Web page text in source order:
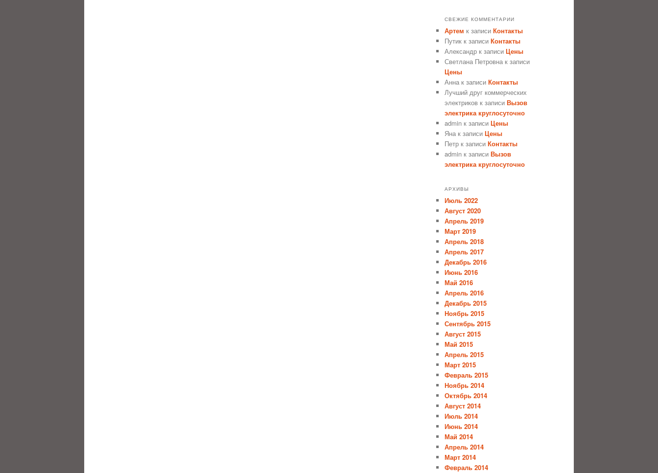
СВЕЖИЕ КОММЕНТАРИИ
Артем к записи Контакты
Путик к записи Контакты
Александр к записи Цены
Светлана Петровна к записи
Цены
Анна к записи Контакты
Лучший друг коммерческих
электриков к записи Вызов
электрика круглосуточно
admin к записи Цены
Яна к записи Цены
Петр к записи Контакты
admin к записи Вызов
электрика круглосуточно
АРХИВЫ
Июль 2022
Август 2020
Апрель 2019
Март 2019
Апрель 2018
Апрель 2017
Декабрь 2016
Июнь 2016
Май 2016
Апрель 2016
Декабрь 2015
Ноябрь 2015
Сентябрь 2015
Август 2015
Май 2015
Апрель 2015
Март 2015
Февраль 2015
Ноябрь 2014
Октябрь 2014
Август 2014
Июль 2014
Июнь 2014
Май 2014
Апрель 2014
Март 2014
Февраль 2014